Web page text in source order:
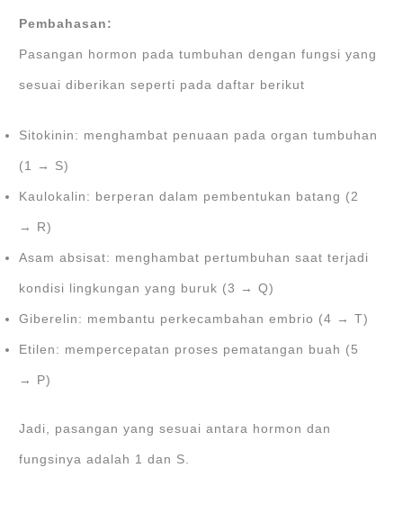
Pembahasan:
Pasangan hormon pada tumbuhan dengan fungsi yang
sesuai diberikan seperti pada daftar berikut
Sitokinin: menghambat penuaan pada organ tumbuhan
(1 → S)
Kaulokalin: berperan dalam pembentukan batang (2
→ R)
Asam absisat: menghambat pertumbuhan saat terjadi
kondisi lingkungan yang buruk (3 → Q)
Giberelin: membantu perkecambahan embrio (4 → T)
Etilen: mempercepatan proses pematangan buah (5
→ P)
Jadi, pasangan yang sesuai antara hormon dan
fungsinya adalah 1 dan S.